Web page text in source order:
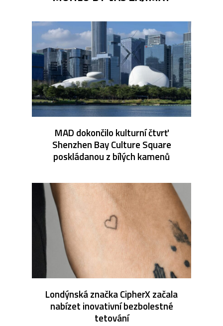
MAD dokončilo kulturní čtvrť
Shenzhen Bay Culture Square
poskládanou z bílých kamenů
Londýnská značka CipherX začala
nabízet inovativní bezbolestné
tetování